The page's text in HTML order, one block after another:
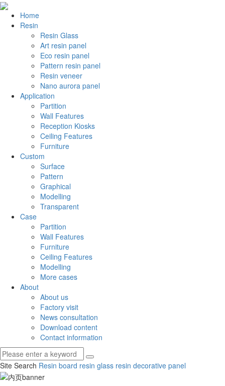
Home
Resin
Resin Glass
Art resin panel
Eco resin panel
Pattern resin panel
Resin veneer
Nano aurora panel
Application
Partition
Wall Features
Reception Kiosks
Ceiling Features
Furniture
Custom
Surface
Pattern
Graphical
Modelling
Transparent
Case
Partition
Wall Features
Furniture
Ceiling Features
Modelling
More cases
About
About us
Factory visit
News consultation
Download content
Contact information
Site Search Resin board resin glass resin decorative panel